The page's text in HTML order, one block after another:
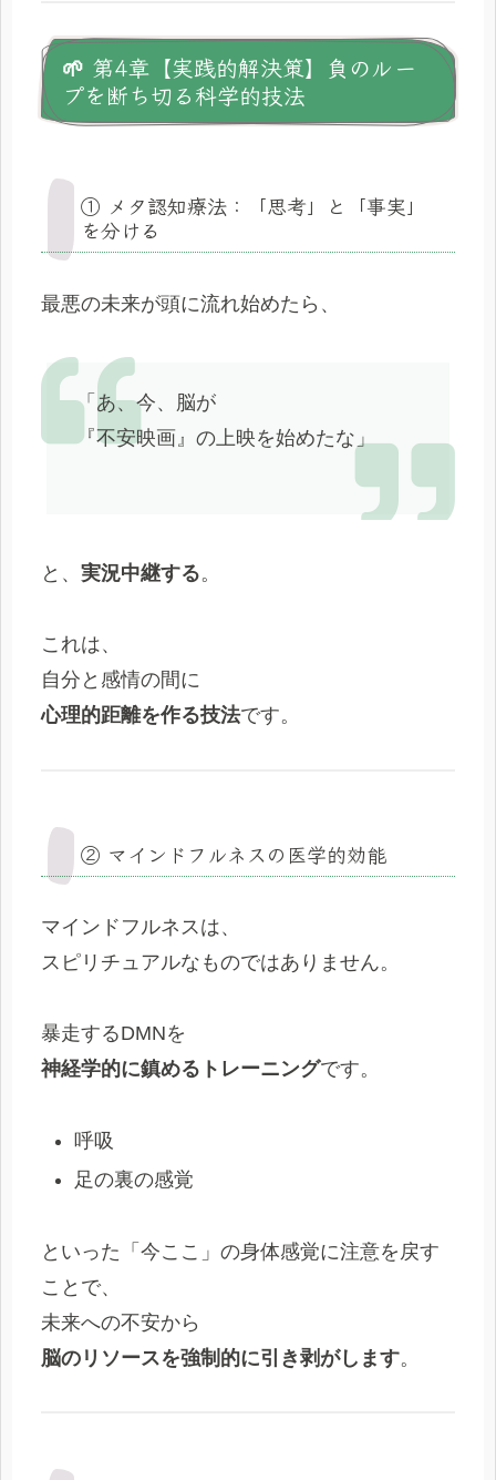
🌱 第4章【実践的解決策】負のルー
プを断ち切る科学的技法
① メタ認知療法：「思考」と「事実」
を分ける
最悪の未来が頭に流れ始めたら、
「あ、今、脳が
『不安映画』の上映を始めたな」
と、 実況中継する。
これは、
自分と感情の間に
心理的距離を作る技法です。
② マインドフルネスの医学的効能
マインドフルネスは、
スピリチュアルなものではありません。
暴走するDMNを
神経学的に鎮めるトレーニングです。
呼吸
足の裏の感覚
といった「今ここ」の身体感覚に注意を戻す
ことで、
未来への不安から
脳のリソースを強制的に引き剥がします。